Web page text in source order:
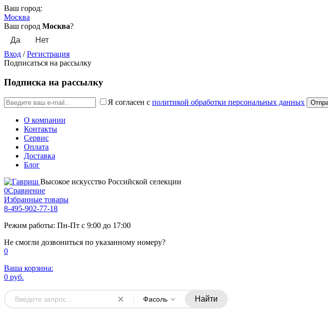
Ваш город:
Москва
Ваш город Москва?
Вход /Регистрация
Подписаться на рассылку
Подписка на рассылку
Я согласен с политикой обработки персональных данных
О компании
Контакты
Сервис
Оплата
Доставка
Блог
Высокое искусство Российской селекции
0Сравнение
Избранные товары
8-495-902-77-18
Режим работы: Пн-Пт с 9:00 до 17:00
Не смогли дозвониться по указанному номеру?
0
Ваша корзина:
0 руб.
Фасоль Найти